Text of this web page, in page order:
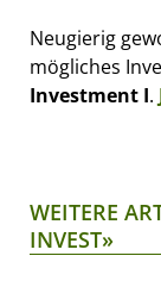
Neugierig
mögliches
Investment I.
WEITERE
INVEST»